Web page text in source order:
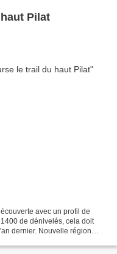
trail du haut Pilat
avec un profil de
de dénivelés, cela doit
dernier. Nouvelle région